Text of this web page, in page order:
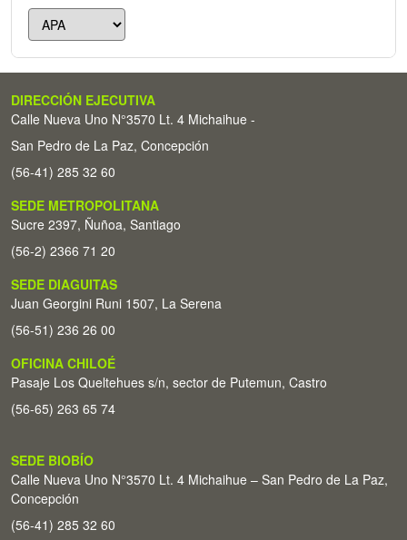
DIRECCIÓN EJECUTIVA
Calle Nueva Uno N°3570 Lt. 4 Michaihue -
San Pedro de La Paz, Concepción
(56-41) 285 32 60
SEDE METROPOLITANA
Sucre 2397, Ñuñoa, Santiago
(56-2) 2366 71 20
SEDE DIAGUITAS
Juan Georgini Runi 1507, La Serena
(56-51) 236 26 00
OFICINA CHILOÉ
Pasaje Los Queltehues s/n, sector de Putemun, Castro
(56-65) 263 65 74
SEDE BIOBÍO
Calle Nueva Uno N°3570 Lt. 4 Michaihue – San Pedro de La Paz,
Concepción
(56-41) 285 32 60